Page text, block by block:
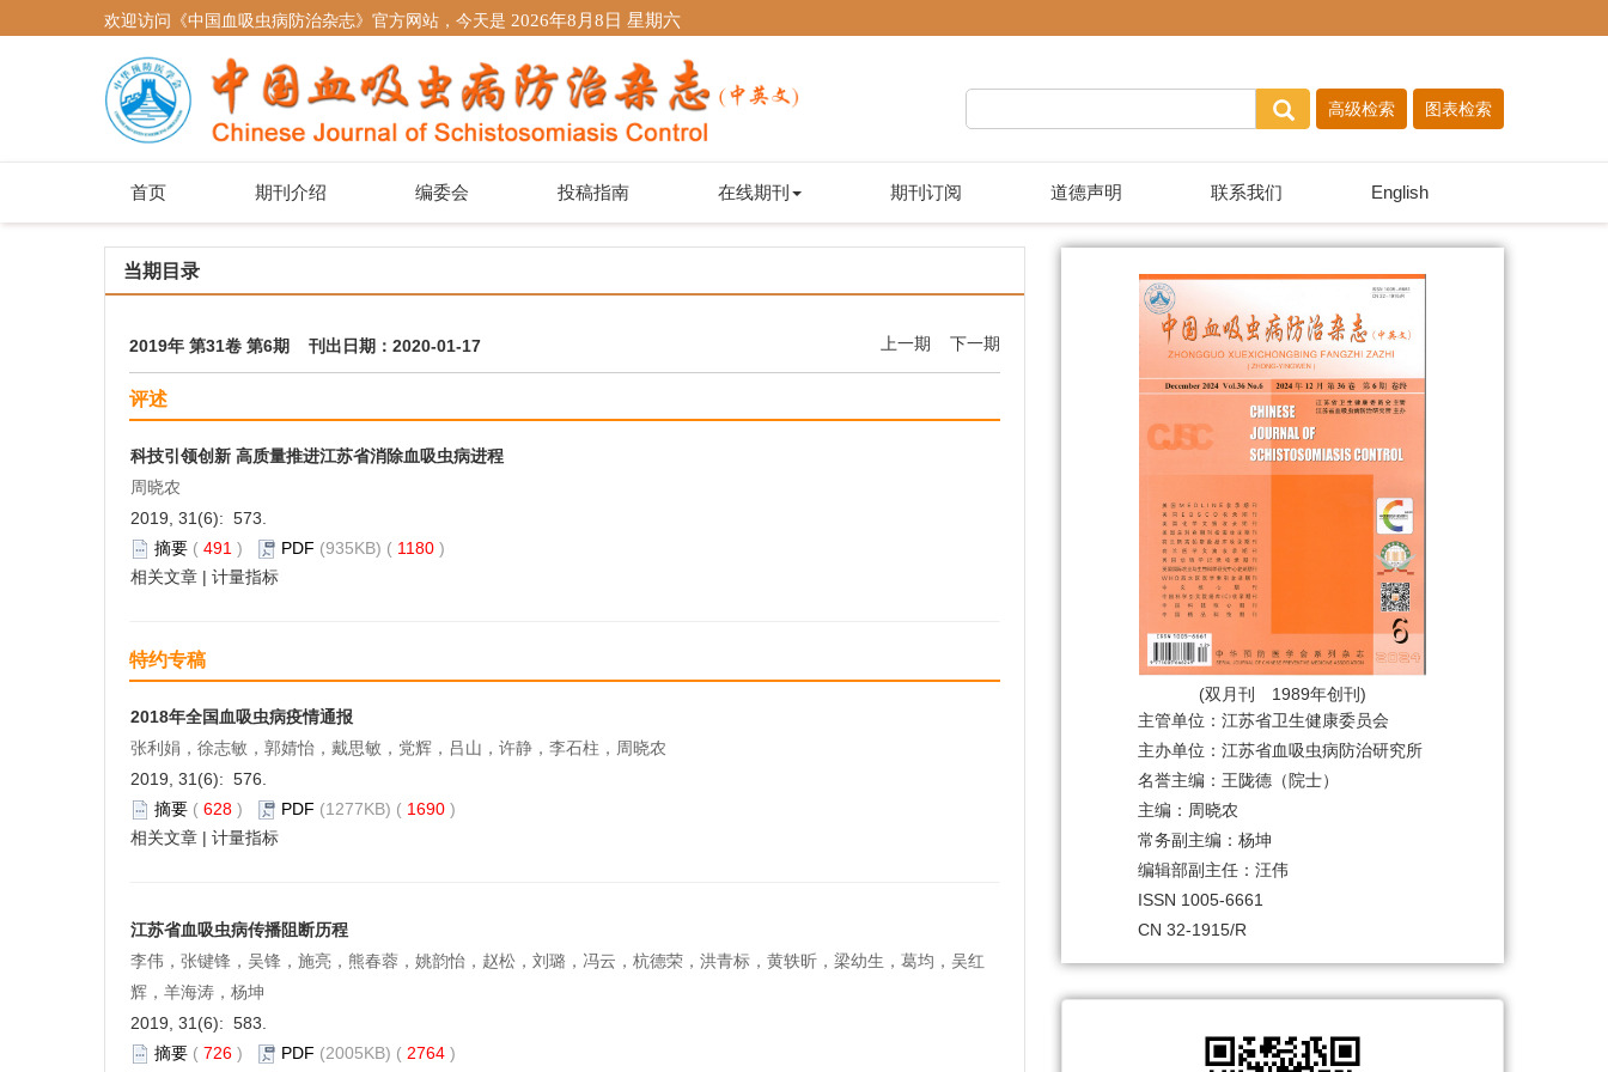
欢迎访问《中国血吸虫病防治杂志》官方网站，今天是 2026年8月8日 星期六
首页 期刊介绍 编委会 投稿指南 在线期刊 期刊订阅 道德声明 联系我们 English
当期目录
2019年 第31卷 第6期 刊出日期：2020-01-17 上一期 下一期
评述
科技引领创新 高质量推进江苏省消除血吸虫病进程
周晓农
2019, 31(6): 573.
摘要 ( 491 ) PDF (935KB) ( 1180 )
相关文章 | 计量指标
特约专稿
2018年全国血吸虫病疫情通报
张利娟，徐志敏，郭婧怡，戴思敏，党辉，吕山，许静，李石柱，周晓农
2019, 31(6): 576.
摘要 ( 628 ) PDF (1277KB) ( 1690 )
相关文章 | 计量指标
江苏省血吸虫病传播阻断历程
李伟，张键锋，吴锋，施亮，熊春蓉，姚韵怡，赵松，刘璐，冯云，杭德荣，洪青标，黄轶昕，梁幼生，葛均，吴红
辉，羊海涛，杨坤
2019, 31(6): 583.
摘要 ( 726 ) PDF (2005KB) ( 2764 )
(双月刊 1989年创刊)
主管单位：江苏省卫生健康委员会
主办单位：江苏省血吸虫病防治研究所
名誉主编：王陇德（院士）
主编：周晓农
常务副主编：杨坤
编辑部副主任：汪伟
ISSN 1005-6661
CN 32-1915/R